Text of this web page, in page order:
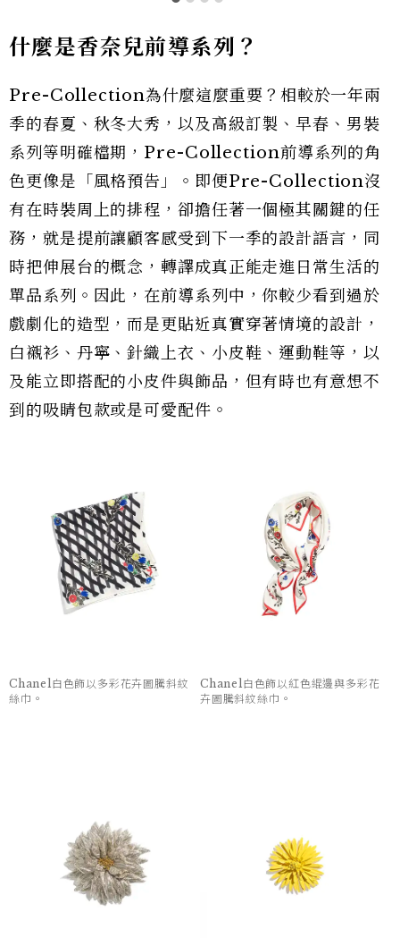
什麼是香奈兒前導系列？
Pre-Collection為什麼這麼重要？相較於一年兩
季的春夏、秋冬大秀，以及高級訂製、早春、男裝
系列等明確檔期，Pre-Collection前導系列的角
色更像是「風格預告」。即便Pre-Collection沒
有在時裝周上的排程，卻擔任著一個極其關鍵的任
務，就是提前讓顧客感受到下一季的設計語言，同
時把伸展台的概念，轉譯成真正能走進日常生活的
單品系列。因此，在前導系列中，你較少看到過於
戲劇化的造型，而是更貼近真實穿著情境的設計，
白襯衫、丹寧、針織上衣、小皮鞋、運動鞋等，以
及能立即搭配的小皮件與飾品，但有時也有意想不
到的吸睛包款或是可愛配件。
Chanel白色飾以多彩花卉圖騰斜紋
絲巾。
Chanel白色飾以紅色緄邊與多彩花
卉圖騰斜紋絲巾。